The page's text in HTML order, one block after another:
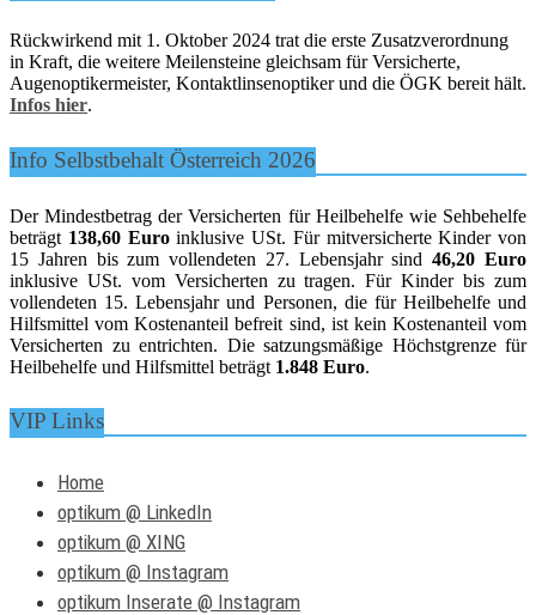
Rückwirkend mit 1. Oktober 2024 trat die erste Zusatzverordnung
in Kraft, die weitere Meilensteine gleichsam für Versicherte,
Augenoptikermeister, Kontaktlinsenoptiker und die ÖGK bereit hält.
Infos hier.
Info Selbstbehalt Österreich 2026
Der Mindestbetrag der Versicherten für Heilbehelfe wie Sehbehelfe
beträgt 138,60 Euroinklusive USt. Für mitversicherte Kinder von
15 Jahren bis zum vollendeten 27. Lebensjahr sind46,20 Euro
inklusive USt. vom Versicherten zu tragen. Für Kinder bis zum
vollendeten 15. Lebensjahr und Personen, die für Heilbehelfe und
Hilfsmittel vom Kostenanteil befreit sind, ist kein Kostenanteil vom
Versicherten zu entrichten. Die satzungsmäßige Höchstgrenze für
Heilbehelfe und Hilfsmittel beträgt 1.848 Euro.
VIP Links
Home
optikum @ LinkedIn
optikum @ XING
optikum @ Instagram
optikum Inserate @ Instagram